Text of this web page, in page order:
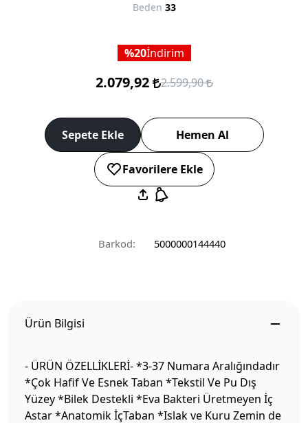
Beden 33
20İndirim
2.079,92 2.599,90
Sepete Ekle Hemen Al
Favorilere Ekle
Barkod: 5000000144440
Ürün Bilgisi
- ÜRÜN ÖZELLİKLERİ- *3-37 Numara Aralığındadır
*Çok Hafif Ve Esnek Taban *Tekstil Ve Pu Dış
Yüzey *Bilek Destekli *Eva Bakteri Üretmeyen İç
Astar *Anatomik İçTaban *Islak ve Kuru Zemin de